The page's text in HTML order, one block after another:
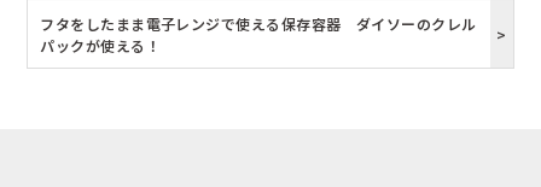
フタをしたまま電子レンジで使える保存容器 ダイソーのクレル
パックが使える！